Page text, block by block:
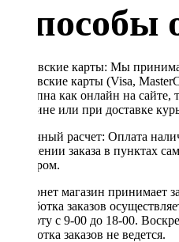
Способы
Банковские карты: Мы
банковские карты (Visa,
доступна как онлайн на
магазине или при доставке
Наличный расчет: Оплата
получении заказа в пунктах
курьером.
Интернет магазин принимает
Обработка заказов
Субботу с 9-00 до 18-00.
обработка заказов не ведется.